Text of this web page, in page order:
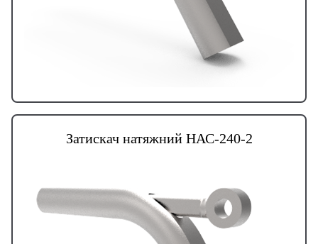
Затискач натяжний НАС-240-2